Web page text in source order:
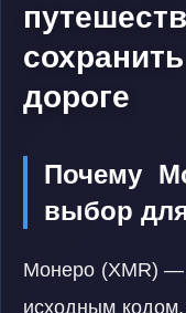
дороге
Почему
выбор
Монеро (XMR) —
исходным кодом,